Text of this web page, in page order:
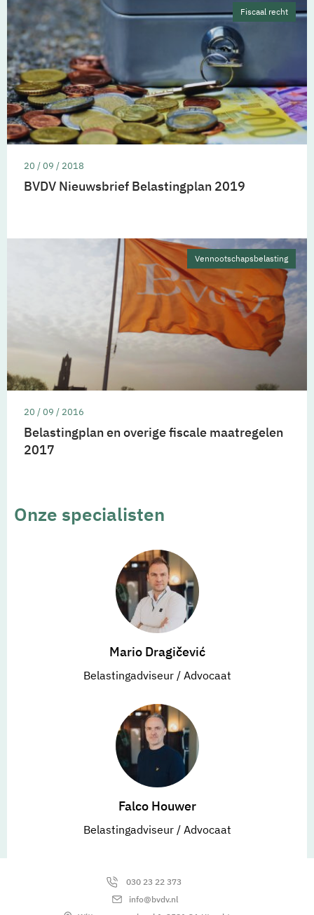
Fiscaal recht
20 / 09 / 2018
BVDV Nieuwsbrief Belastingplan 2019
Vennootschapsbelasting
20 / 09 / 2016
Belastingplan en overige fiscale maatregelen
2017
Onze specialisten
Mario Dragičević
Belastingadviseur / Advocaat
Falco Houwer
Belastingadviseur / Advocaat
030 23 22 373
info@bvdv.nl